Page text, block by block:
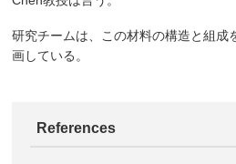
研究チームは、この材料の構造と組成
画している。
References